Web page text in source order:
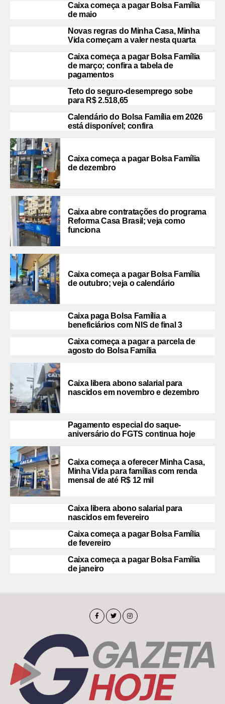
Caixa começa a pagar Bolsa Família
de maio
Novas regras do Minha Casa, Minha
Vida começam a valer nesta quarta
Caixa começa a pagar Bolsa Família
de março; confira a tabela de
pagamentos
Teto do seguro-desemprego sobe
para R$ 2.518,65
Calendário do Bolsa Família em 2026
está disponível; confira
Caixa começa a pagar Bolsa Família
de dezembro
Caixa abre contratações do programa
Reforma Casa Brasil; veja como
funciona
Caixa começa a pagar Bolsa Família
de outubro; veja o calendário
Caixa paga Bolsa Família a
beneficiários com NIS de final 3
Caixa começa a pagar a parcela de
agosto do Bolsa Família
Caixa libera abono salarial para
nascidos em novembro e dezembro
Pagamento especial do saque-
aniversário do FGTS continua hoje
Caixa começa a oferecer Minha Casa,
Minha Vida para famílias com renda
mensal de até R$ 12 mil
Caixa libera abono salarial para
nascidos em fevereiro
Caixa começa a pagar Bolsa Família
de fevereiro
Caixa começa a pagar Bolsa Família
de janeiro